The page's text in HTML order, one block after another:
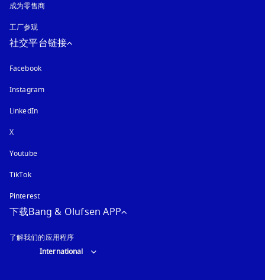
成为零售商
工厂参观
社交平台链接
Facebook
Instagram在新选项卡中打开
LinkedIn
X
Youtube在新选项卡中打开
TikTok
Pinterest
下载Bang & Olufsen APP
了解我们的应用程序
Select country and language
International